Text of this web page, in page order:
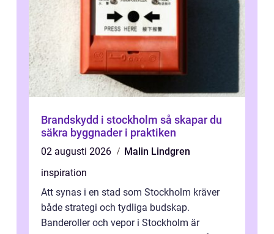
Brandskydd i stockholm så skapar du
säkra byggnader i praktiken
02 augusti 2026
Malin Lindgren
inspiration
Att synas i en stad som Stockholm kräver
både strategi och tydliga budskap.
Banderoller och vepor i Stockholm är